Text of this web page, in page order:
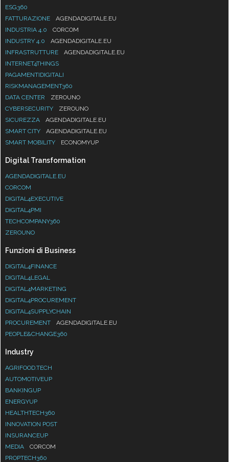
ESG360
FATTURAZIONE
AGENDADIGITALE.EU
INDUSTRIA 4.0
CORCOM
INDUSTRY 4.0
AGENDADIGITALE.EU
INFRASTRUTTURE
AGENDADIGITALE.EU
INTERNET4THINGS
PAGAMENTIDIGITALI
RISKMANAGEMENT360
DATA CENTER
ZEROUNO
CYBERSECURITY
ZEROUNO
SICUREZZA
AGENDADIGITALE.EU
SMART CITY
AGENDADIGITALE.EU
SMART MOBILITY
ECONOMYUP
Digital Transformation
AGENDADIGITALE.EU
CORCOM
DIGITAL4EXECUTIVE
DIGITAL4PMI
TECHCOMPANY360
ZEROUNO
Funzioni di Business
DIGITAL4FINANCE
DIGITAL4LEGAL
DIGITAL4MARKETING
DIGITAL4PROCUREMENT
DIGITAL4SUPPLYCHAIN
PROCUREMENT
AGENDADIGITALE.EU
PEOPLE&CHANGE360
Industry
AGRIFOOD.TECH
AUTOMOTIVEUP
BANKINGUP
ENERGYUP
HEALTHTECH360
INNOVATION POST
INSURANCEUP
MEDIA
CORCOM
PROPTECH360